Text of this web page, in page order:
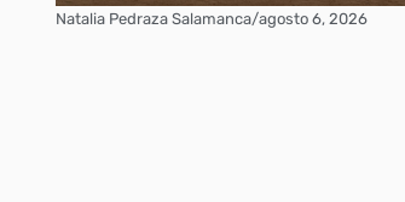
Natalia Pedraza Salamanca/agosto 6, 2026